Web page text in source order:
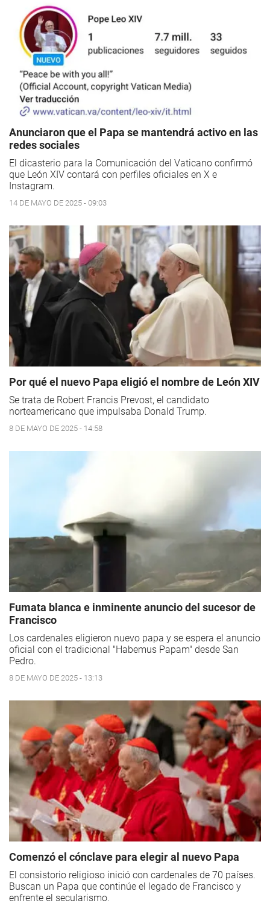
Anunciaron que el Papa se mantendrá activo en las
redes sociales
El dicasterio para la Comunicación del Vaticano confirmó
que León XIV contará con perfiles oficiales en X e
Instagram.
14 DE MAYO DE 2025 - 09:03
Por qué el nuevo Papa eligió el nombre de León XIV
Se trata de Robert Francis Prevost, el candidato
norteamericano que impulsaba Donald Trump.
8 DE MAYO DE 2025 - 14:58
Fumata blanca e inminente anuncio del sucesor de
Francisco
Los cardenales eligieron nuevo papa y se espera el anuncio
oficial con el tradicional "Habemus Papam" desde San
Pedro.
8 DE MAYO DE 2025 - 13:13
Comenzó el cónclave para elegir al nuevo Papa
El consistorio religioso inició con cardenales de 70 países.
Buscan un Papa que continúe el legado de Francisco y
enfrente el secularismo.